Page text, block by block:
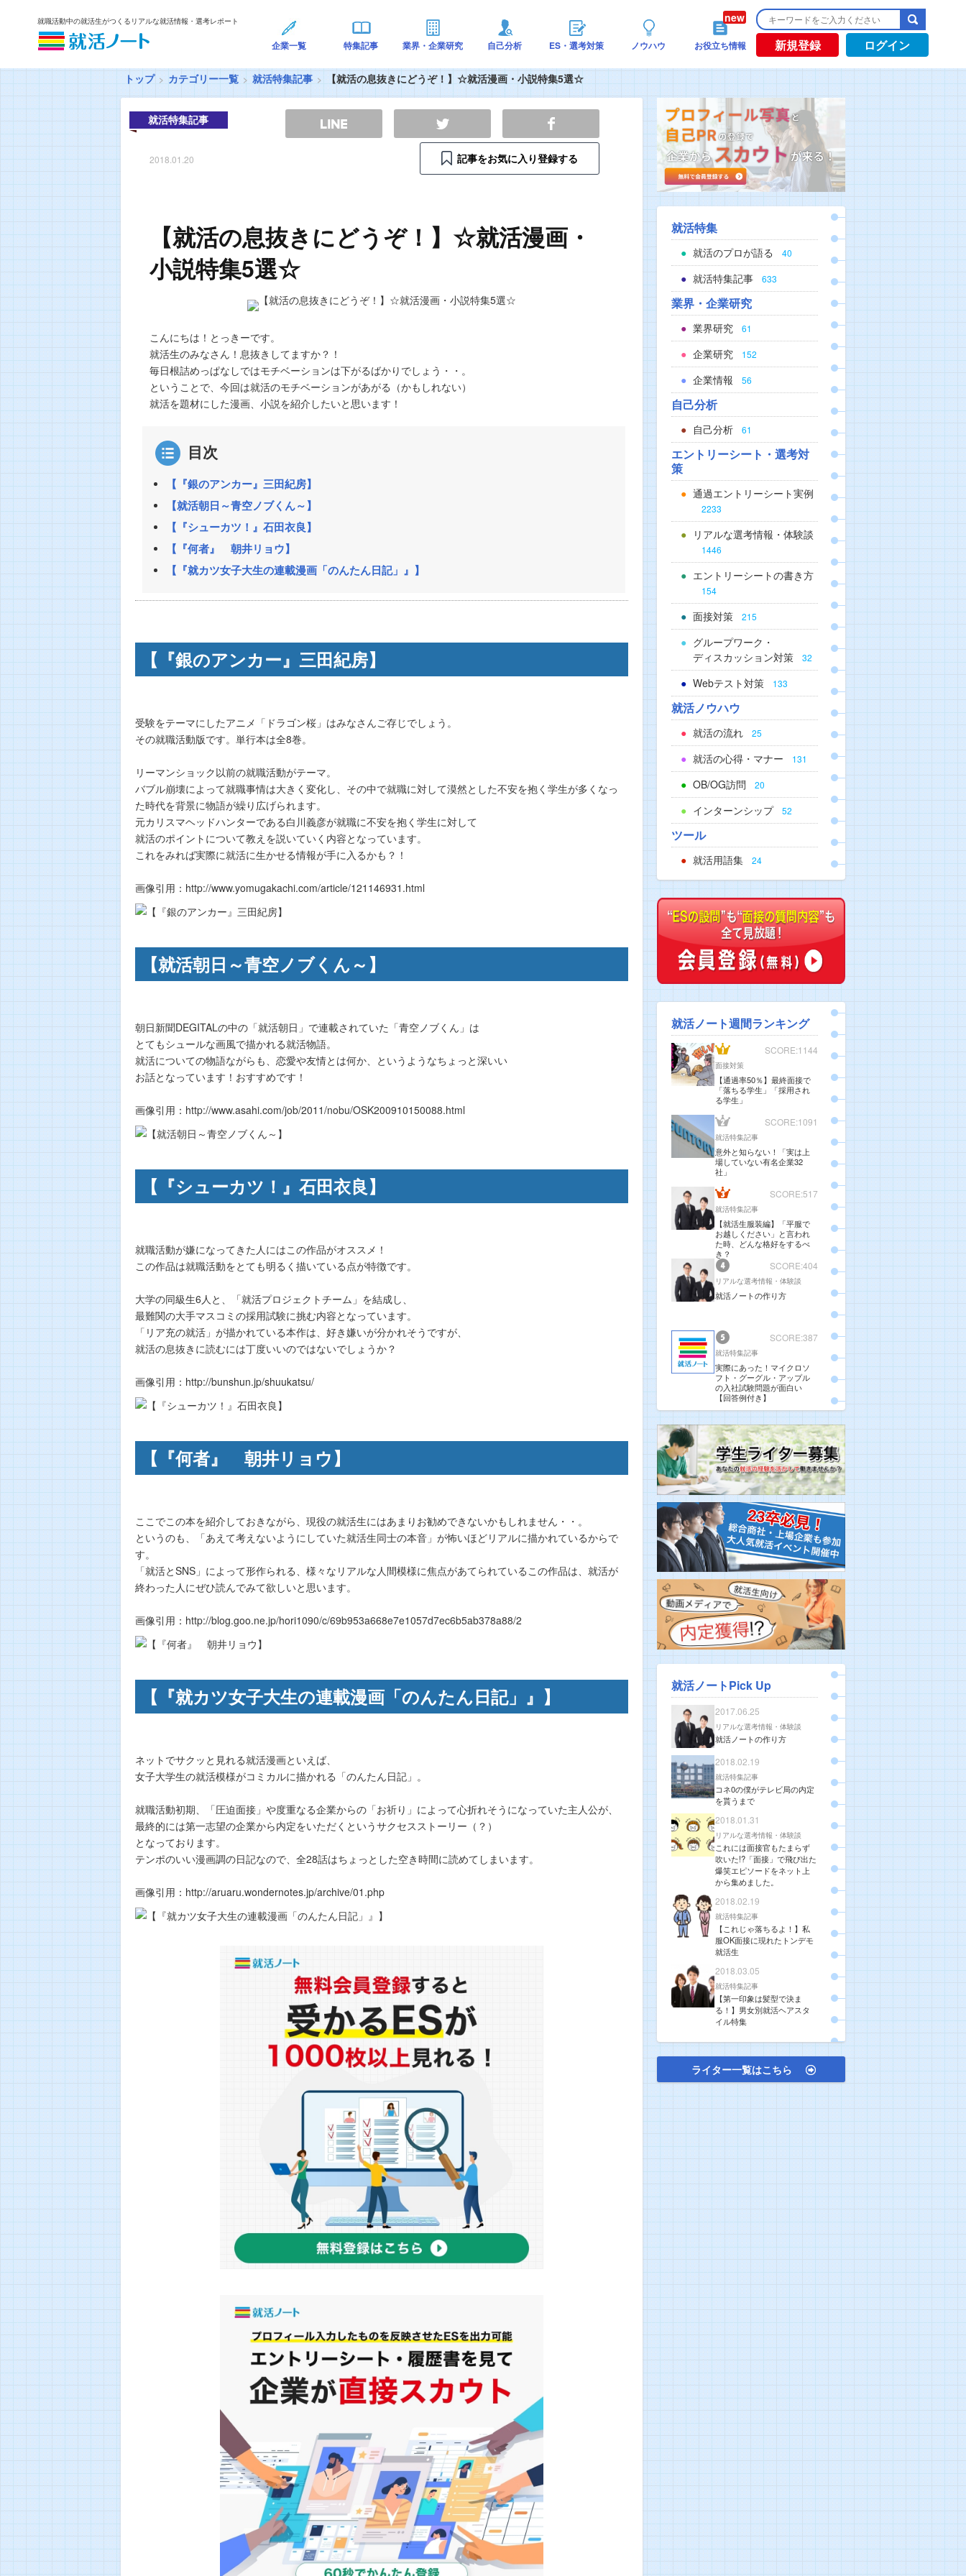
就職活動中の就活生がつくるリアルな就活情報・選考レポート
企業一覧 特集記事 業界・企業研究 自己分析 ES・選考対策 ノウハウ お役立ち情報 新規登録 ログイン
トップ カテゴリー一覧 就活特集記事 【就活の息抜きにどうぞ！】☆就活漫画・小説特集5選☆
就活特集記事
2018.01.20 記事をお気に入り登録する
【就活の息抜きにどうぞ！】☆就活漫画・
小説特集5選☆
こんにちは！とっきーです。
就活生のみなさん！息抜きしてますか？！
毎日根詰めっぱなしではモチベーションは下がるばかりでしょう・・。
ということで、今回は就活のモチベーションがあがる（かもしれない）
就活を題材にした漫画、小説を紹介したいと思います！
目次
【『銀のアンカー』三田紀房】
【就活朝日～青空ノブくん～】
【『シューカツ！』石田衣良】
【『何者』 朝井リョウ】
【『就カツ女子大生の連載漫画「のんたん日記」』】
【『銀のアンカー』三田紀房】
受験をテーマにしたアニメ「ドラゴン桜」はみなさんご存じでしょう。
その就職活動版です。単行本は全8巻。
リーマンショック以前の就職活動がテーマ。
バブル崩壊によって就職事情は大きく変化し、その中で就職に対して漠然とした不安を抱く学生が多くなっ
た時代を背景に物語が繰り広げられます。
元カリスマヘッドハンターである白川義彦が就職に不安を抱く学生に対して
就活のポイントについて教えを説いていく内容となっています。
これをみれば実際に就活に生かせる情報が手に入るかも？！
画像引用：http://www.yomugakachi.com/article/121146931.html
【就活朝日～青空ノブくん～】
朝日新聞DEGITALの中の「就活朝日」で連載されていた「青空ノブくん」は
とてもシュールな画風で描かれる就活物語。
就活についての物語ながらも、恋愛や友情とは何か、というようなちょっと深いい
お話となっています！おすすめです！
画像引用：http://www.asahi.com/job/2011/nobu/OSK200910150088.html
【『シューカツ！』石田衣良】
就職活動が嫌になってきた人にはこの作品がオススメ！
この作品は就職活動をとても明るく描いている点が特徴です。
大学の同級生6人と、「就活プロジェクトチーム」を結成し、
最難関の大手マスコミの採用試験に挑む内容となっています。
「リア充の就活」が描かれている本作は、好き嫌いが分かれそうですが、
就活の息抜きに読むには丁度いいのではないでしょうか？
画像引用：http://bunshun.jp/shuukatsu/
【『何者』 朝井リョウ】
ここでこの本を紹介しておきながら、現役の就活生にはあまりお勧めできないかもしれません・・。
というのも、「あえて考えないようにしていた就活生同士の本音」が怖いほどリアルに描かれているからで
す。
「就活とSNS」によって形作られる、様々なリアルな人間模様に焦点があてられているこの作品は、就活が
終わった人にぜひ読んでみて欲しいと思います。
画像引用：http://blog.goo.ne.jp/hori1090/c/69b953a668e7e1057d7ec6b5ab378a88/2
【『就カツ女子大生の連載漫画「のんたん日記」』】
ネットでサクッと見れる就活漫画といえば、
女子大学生の就活模様がコミカルに描かれる「のんたん日記」。
就職活動初期、「圧迫面接」や度重なる企業からの「お祈り」によって心折れそうになっていた主人公が、
最終的には第一志望の企業から内定をいただくというサクセスストーリー（？）
となっております。
テンポのいい漫画調の日記なので、全28話はちょっとした空き時間に読めてしまいます。
画像引用：http://aruaru.wondernotes.jp/archive/01.php
就活特集
就活のプロが語る 40
就活特集記事 633
業界・企業研究
業界研究 61
企業研究 152
企業情報 56
自己分析
自己分析 61
エントリーシート・選考対
策
通過エントリーシート実例
2233
リアルな選考情報・体験談
1446
エントリーシートの書き方
154
面接対策 215
グループワーク・
ディスカッション対策
32
Webテスト対策 133
就活ノウハウ
就活の流れ 25
就活の心得・マナー 131
OB/OG訪問 20
インターンシップ 52
ツール
就活用語集 24
就活ノート週間ランキング
SCORE:1144
面接対策
【通過率50％】最終面接で
「落ちる学生」「採用され
る学生」
SCORE:1091
就活特集記事
意外と知らない！「実は上
場していない有名企業32
社」
SCORE:517
就活特集記事
【就活生服装編】「平服で
お越しください」と言われ
た時、どんな格好をするべ
き？
SCORE:404
リアルな選考情報・体験談
就活ノートの作り方
SCORE:387
就活特集記事
実際にあった！マイクロソ
フト・グーグル・アップル
の入社試験問題が面白い
【回答例付き】
就活ノートPick Up
2017.06.25
リアルな選考情報・体験談
就活ノートの作り方
2018.02.19
就活特集記事
コネ0の僕がテレビ局の内定
を貰うまで
2018.01.31
リアルな選考情報・体験談
これには面接官もたまらず
吹いた!?「面接」で飛び出た
爆笑エピソードをネット上
から集めました。
2018.02.19
就活特集記事
【これじゃ落ちるよ！】私
服OK面接に現れたトンデモ
就活生
2018.03.05
就活特集記事
【第一印象は髪型で決ま
る！】男女別就活ヘアスタ
イル特集
ライター一覧はこちら